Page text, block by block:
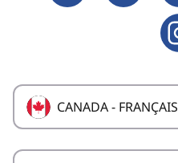
CANADA - FRANÇAIS